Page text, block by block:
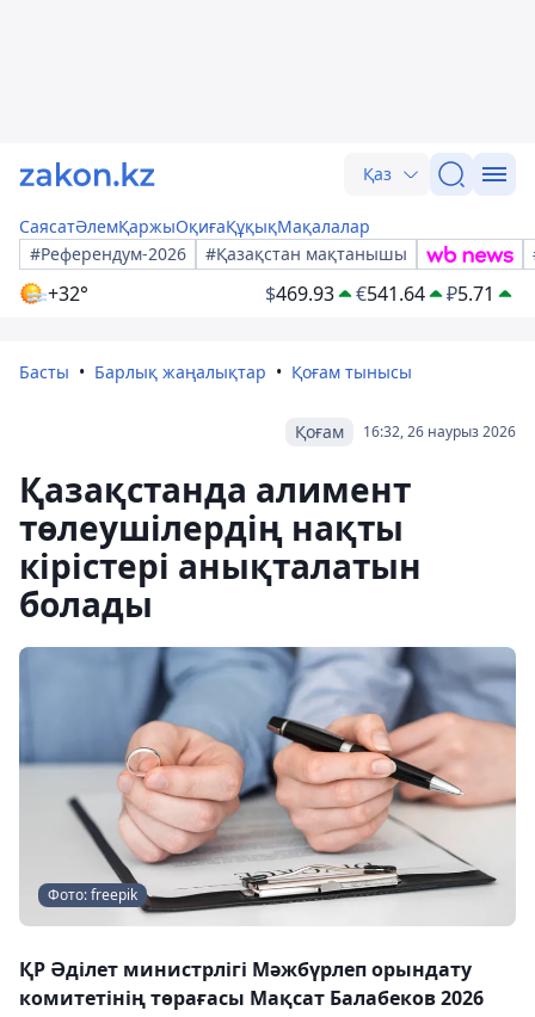
Қаз
СаясатӘлемҚаржыОқиғаҚұқықМақалалар
#Референдум-2026
#Қазақстан мақтанышы
+32° $469.93 €541.64 ₽5.71
Басты Барлық жаңалықтар Қоғам тынысы
16:32, 26 наурыз 2026
Қоғам
Қазақстанда алимент
төлеушілердің нақты
кірістері анықталатын
болады
Фото: freepik
ҚР Әділет министрлігі Мәжбүрлеп орындату
комитетінің төрағасы Мақсат Балабеков 2026